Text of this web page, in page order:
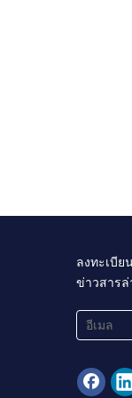
ลงทะเบีย
ข่าวสารล่